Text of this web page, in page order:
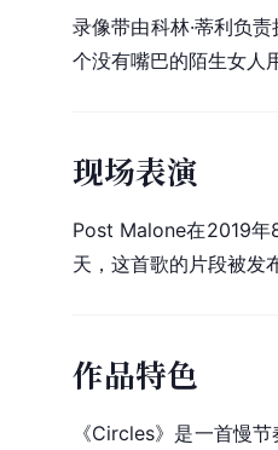
录像带由科林·蒂利负
个没有嘴巴的陌生女人
现场表演
Post Malone在2019年
天，这首歌的片段被发
作品特色
《Circles》是一首慢